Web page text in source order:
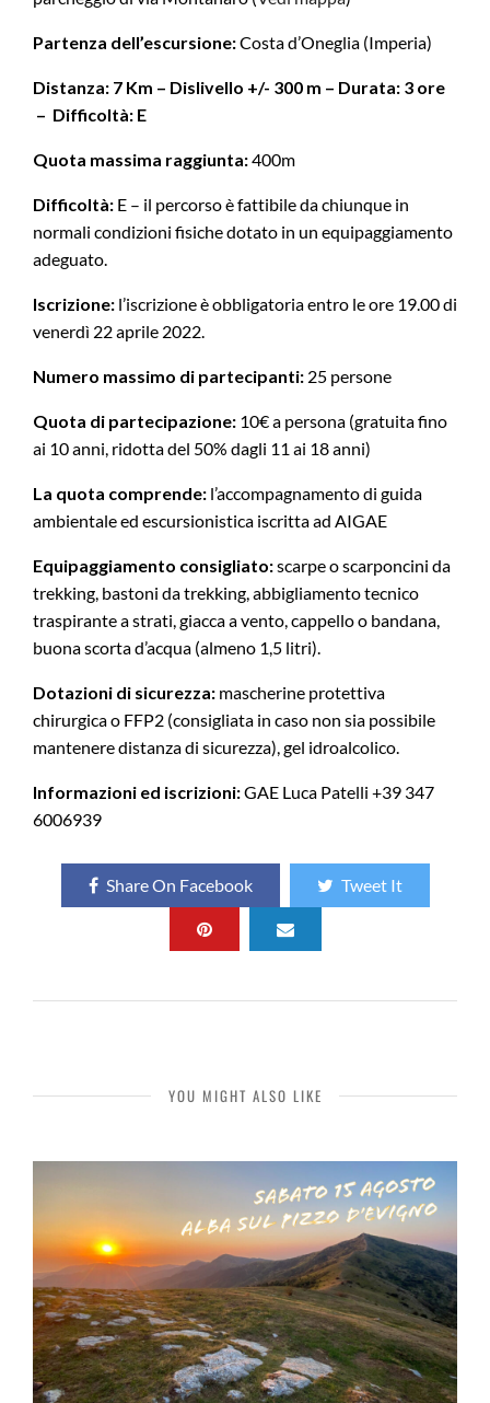
Partenza dell’escursione:Costa d’Oneglia (Imperia)
Distanza: 7 Km – Dislivello +/- 300 m – Durata: 3 ore
– Difficoltà: E
Quota massima raggiunta:400m
Difficoltà: E – il percorso è fattibile da chiunque in
normali condizioni fisiche dotato in un equipaggiamento
adeguato.
Iscrizione: l’iscrizione è obbligatoria entro le ore 19.00 di
venerdì 22 aprile 2022.
Numero massimo di partecipanti: 25 persone
Quota di partecipazione: 10€ a persona (gratuita fino
ai 10 anni, ridotta del 50% dagli 11 ai 18 anni)
La quota comprende: l’accompagnamento di guida
ambientale ed escursionistica iscritta ad AIGAE
Equipaggiamento consigliato:scarpe o scarponcini da
trekking, bastoni da trekking, abbigliamento tecnico
traspirante a strati, giacca a vento, cappello o bandana,
buona scorta d’acqua (almeno 1,5 litri).
Dotazioni di sicurezza: mascherine protettiva
chirurgica o FFP2 (consigliata in caso non sia possibile
mantenere distanza di sicurezza), gel idroalcolico.
Informazioni ed iscrizioni:GAE Luca Patelli +39 347
6006939
Share On Facebook Tweet It
YOU MIGHT ALSO LIKE